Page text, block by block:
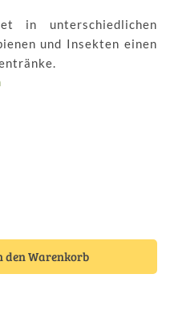
in unterschiedlichen
und Insekten einen
den Warenkorb